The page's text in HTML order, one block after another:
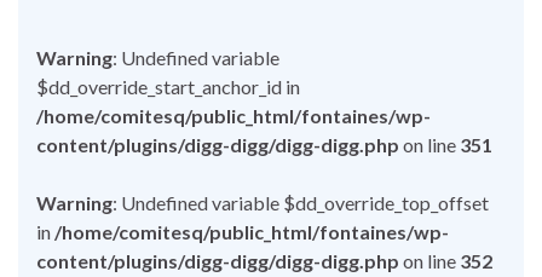
Warning: Undefined variable
$dd_override_start_anchor_id in
/home/comitesq/public_html/fontaines/wp-
content/plugins/digg-digg/digg-digg.php on line 351
Warning: Undefined variable $dd_override_top_offset
in /home/comitesq/public_html/fontaines/wp-
content/plugins/digg-digg/digg-digg.php on line 352